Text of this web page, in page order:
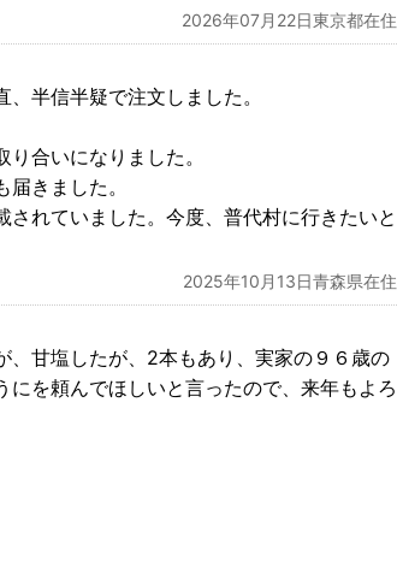
2026年07月22日東京都在住
半信半疑で注文しました。
合いになりました。
きました。
れていました。今度、普代村に行きたいと
2025年10月13日青森県在住
、甘塩したが、2本もあり、実家の９６歳の
を頼んでほしいと言ったので、来年もよろ